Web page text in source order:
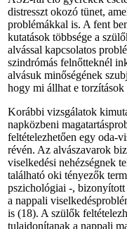
distresszt okozó tünet,
problémákkal is. A fent
kutatások többsége a
alvással kapcsolatos
szindrómás felnőtteknél
alvásuk minőségének
hogy mi állhat e torzítások
Korábbi vizsgálatok
napközbeni
feltételezhető­en egy oda-
révén. Az alvászavarok
viselkedési nehézségnek
található oki tényezők
pszichológiai -, bizonyított
a nappali
is (18). A szülők
tulajdonítanak a nappali